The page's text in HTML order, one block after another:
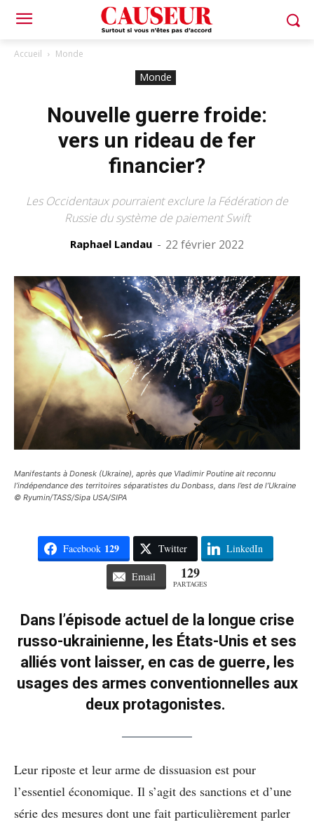
Accueil Monde
Monde
Nouvelle guerre froide:
vers un rideau de fer
financier?
Les Occidentaux pourraient exclure la Fédération de
Russie du système de paiement Swift
Raphael Landau - 22 février 2022
Manifestants à Donesk (Ukraine), après que Vladimir Poutine ait reconnu
l’indépendance des territoires séparatistes du Donbass, dans l’est de l’Ukraine
© Ryumin/TASS/Sipa USA/SIPA
Facebook 129 Twitter LinkedIn
Email 129
PARTAGES
Dans l’épisode actuel de la longue crise
russo-ukrainienne, les États-Unis et ses
alliés vont laisser, en cas de guerre, les
usages des armes conventionnelles aux
deux protagonistes.
Leur riposte et leur arme de dissuasion est pour
l’essentiel économique. Il s’agit des sanctions et d’une
série des mesures dont une fait particulièrement parler